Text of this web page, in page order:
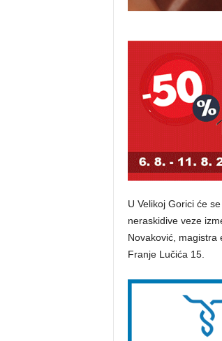
U Velikoj Gorici će
neraskidive veze
Novaković, magistra
Franje Lučića 15.